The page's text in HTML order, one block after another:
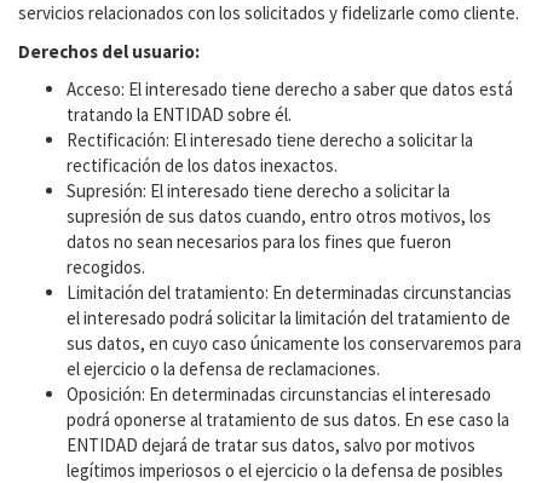
servicios relacionados con los solicitados y fidelizarle como cliente.
Derechos del usuario:
Acceso: El interesado tiene derecho a saber que datos está
tratando la ENTIDAD sobre él.
Rectificación: El interesado tiene derecho a solicitar la
rectificación de los datos inexactos.
Supresión: El interesado tiene derecho a solicitar la
supresión de sus datos cuando, entro otros motivos, los
datos no sean necesarios para los fines que fueron
recogidos.
Limitación del tratamiento: En determinadas circunstancias
el interesado podrá solicitar la limitación del tratamiento de
sus datos, en cuyo caso únicamente los conservaremos para
el ejercicio o la defensa de reclamaciones.
Oposición: En determinadas circunstancias el interesado
podrá oponerse al tratamiento de sus datos. En ese caso la
ENTIDAD dejará de tratar sus datos, salvo por motivos
legítimos imperiosos o el ejercicio o la defensa de posibles